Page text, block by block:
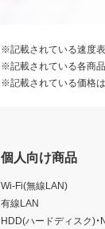
※記載されている速度表
※記載されている各商品
※記載されている価格は
個人向け商品
Wi-Fi(無線LAN)
有線LAN
HDD(ハードディスク)・